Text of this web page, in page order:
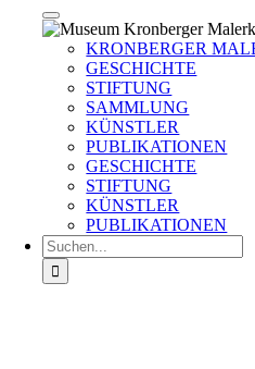
KRONBERGER
GESCHICHTE
STIFTUNG
SAMMLUNG
KÜNSTLER
PUBLIKATIONEN
GESCHICHTE
STIFTUNG
KÜNSTLER
PUBLIKATIONEN
Suche
nach: